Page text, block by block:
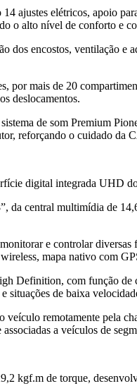
ajustes elétricos, apoio
o alto nível de conforto e
encostos, ventilação
por mais de 20
deslocamentos.
de som Premium
reforçando o cuidado da
digital integrada UHD
central multimídia de
e controlar
mapa nativo com
Definition, com função
situações de baixa
remotamente pela
a veículos de
de torque,